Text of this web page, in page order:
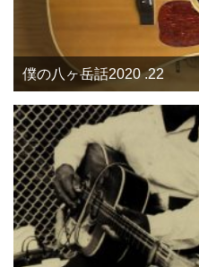
僕の八ヶ岳話2020 .22